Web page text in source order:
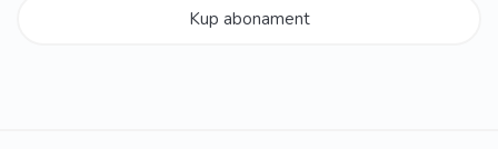
Kup abonament